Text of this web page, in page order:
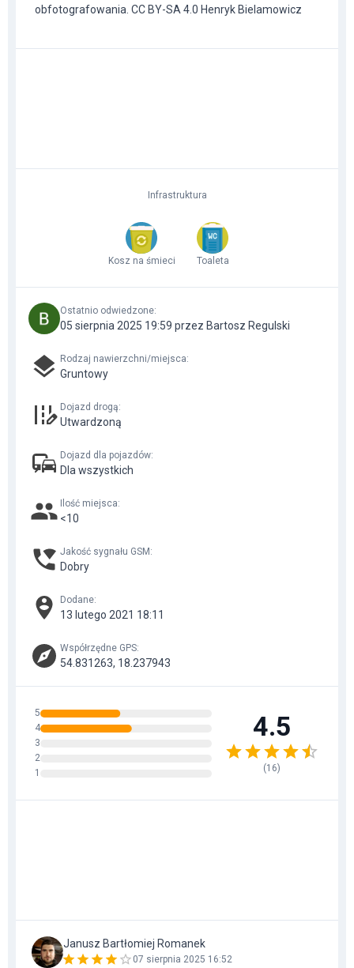
obfotografowania. CC BY-SA 4.0 Henryk Bielamowicz
Infrastruktura
Kosz na śmieci Toaleta
Ostatnio odwiedzone:
05 sierpnia 2025 19:59 przez Bartosz Regulski
Rodzaj nawierzchni/miejsca:
Gruntowy
Dojazd drogą:
Utwardzoną
Dojazd dla pojazdów:
Dla wszystkich
Ilość miejsca:
<10
Jakość sygnału GSM :
Dobry
Dodane:
13 lutego 2021 18:11
Współrzędne GPS:
54.831263, 18.237943
5
4
3
2
1
4.5
(16)
Janusz Bartłomiej Romanek
07 sierpnia 2025 16:52